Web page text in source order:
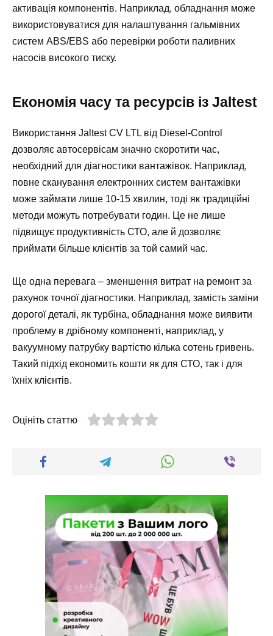
активація компонентів. Наприклад, обладнання може
використовуватися для налаштування гальмівних
систем ABS/EBS або перевірки роботи паливних
насосів високого тиску.
Економія часу та ресурсів із Jaltest
Використання Jaltest CV LTL від Diesel-Control
дозволяє автосервісам значно скоротити час,
необхідний для діагностики вантажівок. Наприклад,
повне сканування електронних систем вантажівки
може займати лише 10-15 хвилин, тоді як традиційні
методи можуть потребувати годин. Це не лише
підвищує продуктивність СТО, але й дозволяє
приймати більше клієнтів за той самий час.
Ще одна перевага – зменшення витрат на ремонт за
рахунок точної діагностики. Наприклад, замість заміни
дорогої деталі, як турбіна, обладнання може виявити
проблему в дрібному компоненті, наприклад, у
вакуумному патрубку вартістю кілька сотень гривень.
Такий підхід економить кошти як для СТО, так і для
їхніх клієнтів.
Оцініть статтю